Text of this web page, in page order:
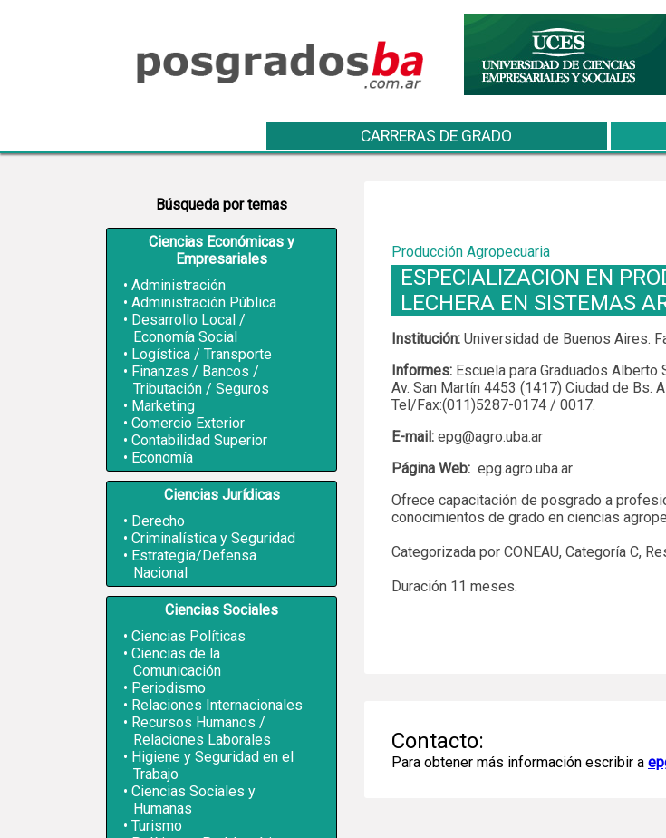
CARRERAS DE GRADO
Búsqueda por temas
Ciencias Económicas y
Empresariales
Administración
Administración Pública
Desarrollo Local /
Economía Social
Logística / Transporte
Finanzas / Bancos /
Tributación / Seguros
Marketing
Comercio Exterior
Contabilidad Superior
Economía
Ciencias Jurídicas
Derecho
Criminalística y Seguridad
Estrategia/Defensa
Nacional
Ciencias Sociales
Ciencias Políticas
Ciencias de la
Comunicación
Periodismo
Relaciones Internacionales
Recursos Humanos /
Relaciones Laborales
Higiene y Seguridad en el
Trabajo
Ciencias Sociales y
Humanas
Turismo
Producción Agropecuaria
ESPECIALIZACION EN
LECHERA EN SISTEMAS
Institución: Universidad de Buenos Aires.
Informes: Escuela para Graduados Alberto
Av. San Martín 4453 (1417) Ciudad de Bs.
Tel/Fax:(011)5287-0174 / 0017.
E-mail: epg@agro.uba.ar
Página Web: epg.agro.uba.ar
Ofrece capacitación de posgrado a
conocimientos de grado en ciencias
Categorizada por CONEAU, Categoría C,
Duración 11 meses.
Contacto:
Para obtener más información escribir a